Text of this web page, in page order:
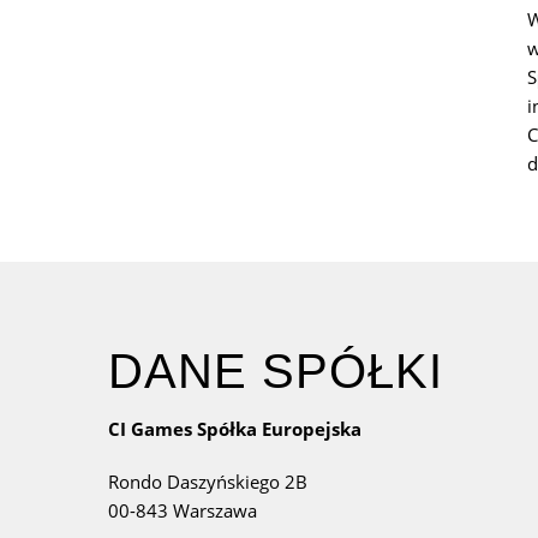
DANE SPÓŁKI
CI Games Spółka Europejska
Rondo Daszyńskiego 2B
00-843 Warszawa